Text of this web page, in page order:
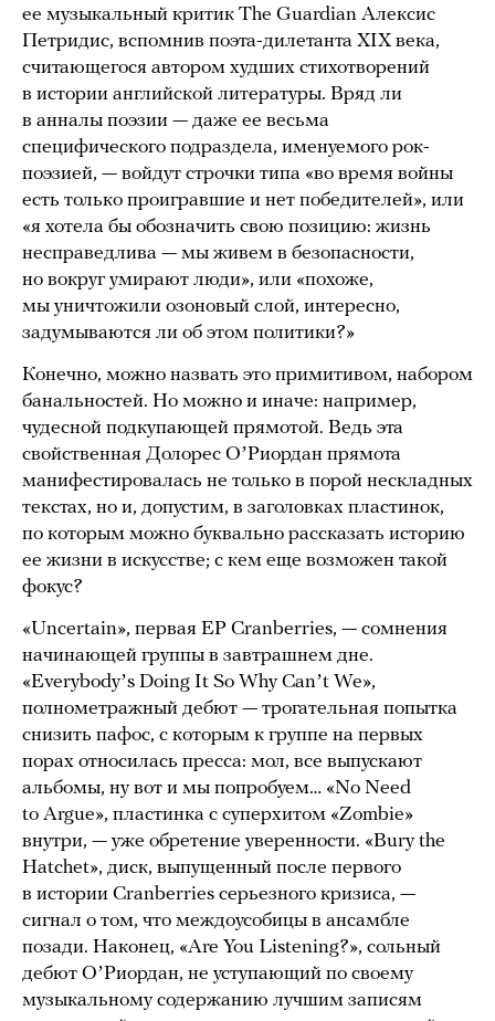
ее музыкальный критик The Guardian Алексис
Петридис, вспомнив поэта-дилетанта XIX века,
считающегося автором худших стихотворений
в истории английской литературы. Вряд ли
в анналы поэзии — даже ее весьма
специфического подраздела, именуемого рок-
поэзией, — войдут строчки типа «во время войны
есть только проигравшие и нет победителей», или
«я хотела бы обозначить свою позицию: жизнь
несправедлива — мы живем в безопасности,
но вокруг умирают люди», или «похоже,
мы уничтожили озоновый слой, интересно,
задумываются ли об этом политики?»
Конечно, можно назвать это примитивом, набором
банальностей. Но можно и иначе: например,
чудесной подкупающей прямотой. Ведь эта
свойственная Долорес ОʼРиордан прямота
манифестировалась не только в порой нескладных
текстах, но и, допустим, в заголовках пластинок,
по которым можно буквально рассказать историю
ее жизни в искусстве; с кем еще возможен такой
фокус?
«Uncertain», первая EP Cranberries, — сомнения
начинающей группы в завтрашнем дне.
«Everybodyʼs Doing It So Why Canʼt We»,
полнометражный дебют — трогательная попытка
снизить пафос, с которым к группе на первых
порах относилась пресса: мол, все выпускают
альбомы, ну вот и мы попробуем… «No Need
to Argue», пластинка с суперхитом «Zombie»
внутри, — уже обретение уверенности. «Bury the
Hatchet», диск, выпущенный после первого
в истории Cranberries серьезного кризиса, —
сигнал о том, что междоусобицы в ансамбле
позади. Наконец, «Are You Listening?», сольный
дебют ОʼРиордан, не уступающий по своему
музыкальному содержанию лучшим записям